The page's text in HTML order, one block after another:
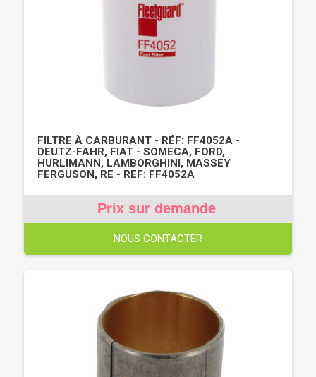
FILTRE À CARBURANT - RÉF: FF4052A -
DEUTZ-FAHR, FIAT - SOMECA, FORD,
HURLIMANN, LAMBORGHINI, MASSEY
FERGUSON, RE - REF: FF4052A
Prix sur demande
NOUS CONTACTER